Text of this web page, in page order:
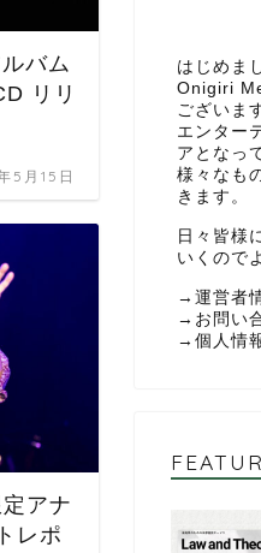
バム
リリ
5月15日
アナ
レポ
はじめま
Onigiri
ございま
エンター
アとなっ
様々なも
きます。
日々皆様
いくので
→ 運営者
→ お問い
→ 個人情